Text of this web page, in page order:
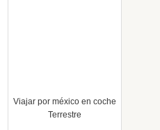
Viajar por méxico en coche
Terrestre